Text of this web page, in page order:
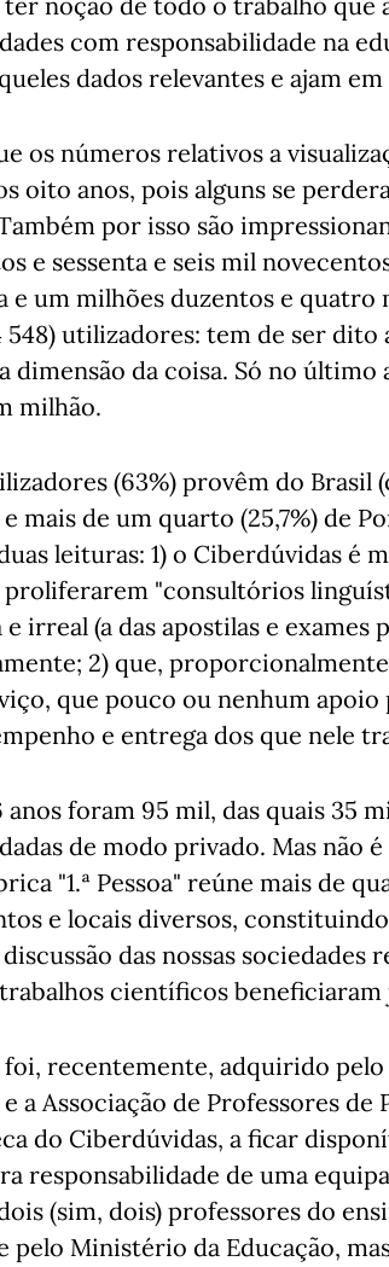
com responsabilidade na
dados relevantes e ajam
os números relativos a
oito anos, pois alguns se
por isso são
e sessenta e seis mil
e um milhões duzentos e quatro
548) utilizadores: tem de ser dito
dimensão da coisa. Só no último
milhão.
(63%) provêm do Brasil
mais de um quarto (25,7%) de
leituras: 1) o Ciberdúvidas é
proliferarem "consultórios
irreal (a das apostilas e exames
2) que,
que pouco ou nenhum
e entrega dos que nele
anos foram 95 mil, das quais 35
de modo privado. Mas não
"1.ª Pessoa" reúne mais de
e locais diversos,
das nossas sociedades
científicos
recentemente, adquirido pelo
a Associação de Professores de
do Ciberdúvidas, a ficar
responsabilidade de uma
(sim, dois) professores do
pelo Ministério da Educação,